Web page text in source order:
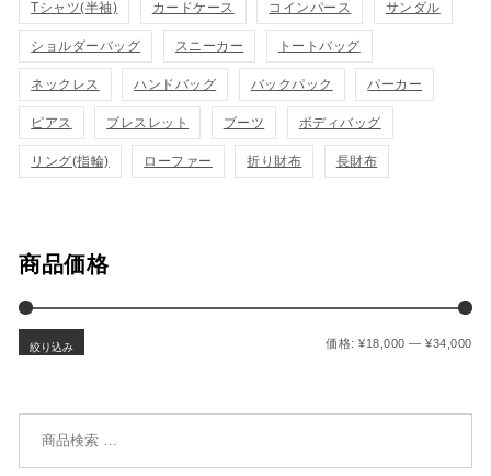
Tシャツ(半袖) カードケース コインパース サンダル
ショルダーバッグ スニーカー トートバッグ
ネックレス ハンドバッグ バックパック パーカー
ピアス ブレスレット ブーツ ボディバッグ
リング(指輪) ローファー 折り財布 長財布
商品価格
最
最
絞り込み 価格:¥18,000 —¥34,000